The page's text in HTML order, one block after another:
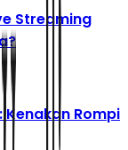
Streaming
Kenakan Rompi